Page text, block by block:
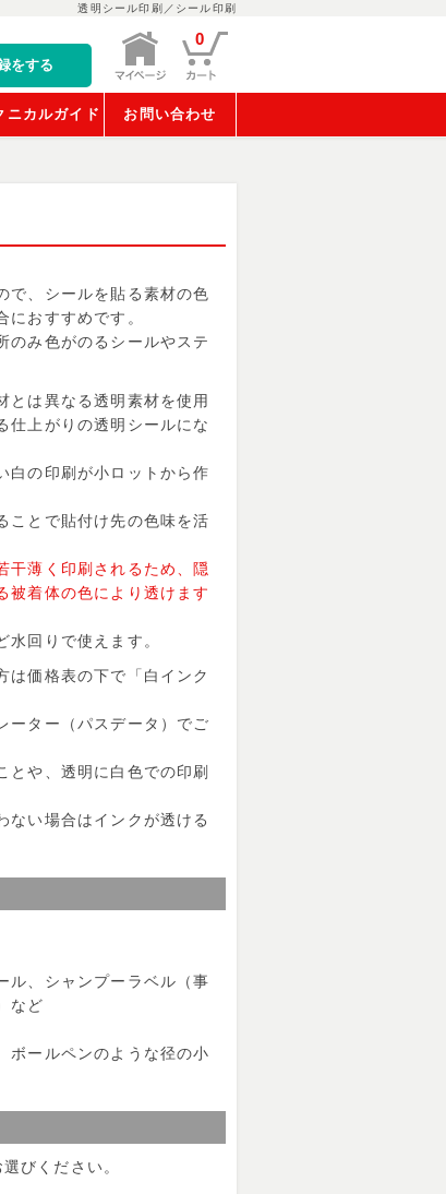
透明シール印刷／シール印刷
をする
0
ニカルガイド お問い合わせ
で、シールを貼る素材の色
におすすめです。
のみ色がのるシールやステ
とは異なる透明素材を使用
仕上がりの透明シールにな
白の印刷が小ロットから作
ことで貼付け先の色味を活
薄く印刷されるため、隠
被着体の色により透けます
回りで使えます。
は価格表の下で「白インク
ーター（パスデータ）でご
とや、透明に白色での印刷
ない場合はインクが透ける
ル、シャンプーラベル（事
など
ボールペンのような径の小
びください。